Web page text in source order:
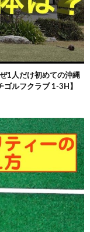
1人だけ初めての沖縄
ルフクラブ 1-3H】